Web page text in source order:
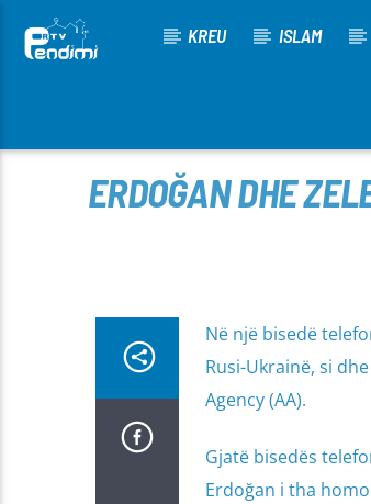
KREU ISLAM
ERDOĞAN DHE
Në një bisedë
Rusi-Ukrainë, si
Agency (AA).
Gjatë bisedës
Erdoğan i tha